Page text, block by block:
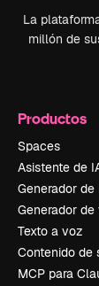
La
millón de
Productos
Spaces
Asistente de
Generador de
Generador de
Texto a voz
Contenido de
MCP para